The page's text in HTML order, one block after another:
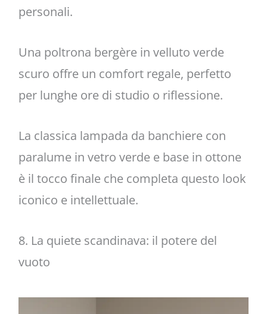
personali.
Una poltrona bergère in velluto verde
scuro offre un comfort regale, perfetto
per lunghe ore di studio o riflessione.
La classica lampada da banchiere con
paralume in vetro verde e base in ottone
è il tocco finale che completa questo look
iconico e intellettuale.
8. La quiete scandinava: il potere del
vuoto